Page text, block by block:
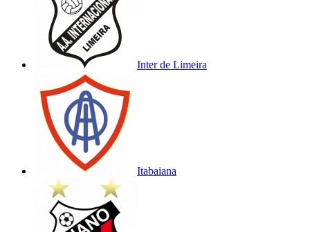
Inter de Limeira
Itabaiana